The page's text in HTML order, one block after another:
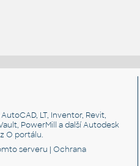
LT, Inventor, Revit,
PowerMill a další Autodesk
O portálu.
serveru |Ochrana